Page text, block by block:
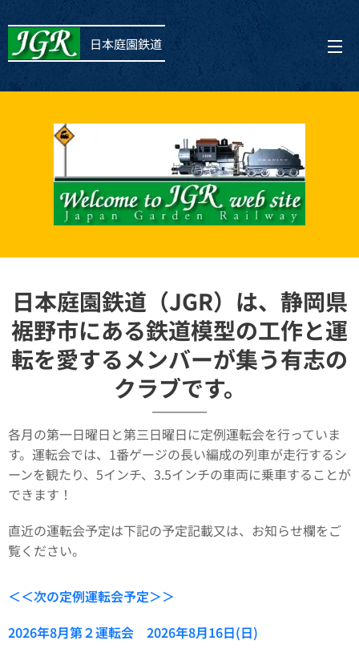
日本庭園鉄道
日本庭園鉄道（JGR）は、静岡県
裾野市にある鉄道模型の工作と運
転を愛するメンバーが集う有志の
クラブです。
各月の第一日曜日と第三日曜日に定例運転会を行っていま
す。運転会では、1番ゲージの長い編成の列車が走行するシ
ーンを観たり、5インチ、3.5インチの車両に乗車することが
できます！
直近の運転会予定は下記の予定記載又は、お知らせ欄をご
覧ください。
＜＜次の定例運転会予定＞＞
2026年8月第２運転会 2026年8月16日(日)